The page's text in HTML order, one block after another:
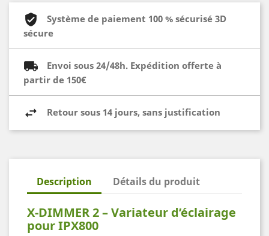
Système de paiement 100 % sécurisé 3D
sécure
Envoi sous 24/48h. Expédition offerte à
partir de 150€
Retour sous 14 jours, sans justification
Description Détails du produit
X-DIMMER 2 – Variateur d’éclairage
pour IPX800